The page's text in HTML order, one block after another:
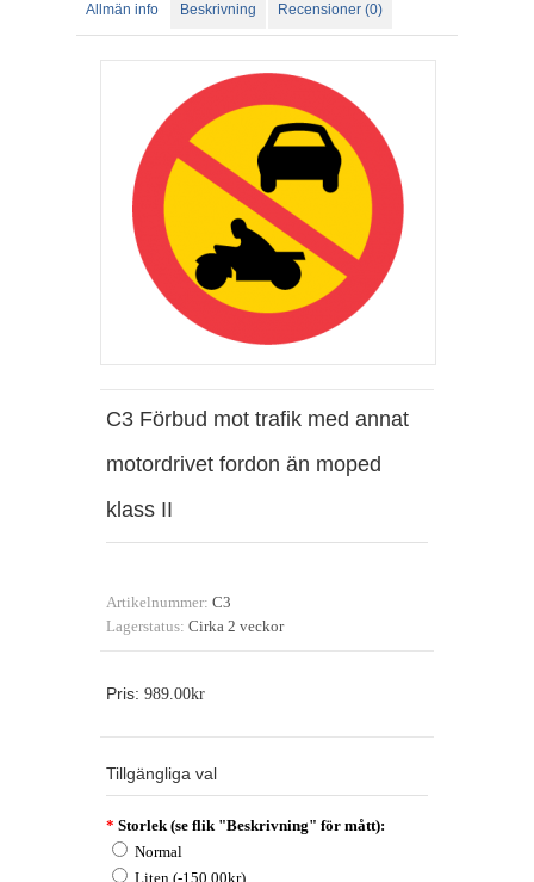
Allmän info Beskrivning Recensioner (0)
C3 Förbud mot trafik med annat
motordrivet fordon än moped
klass II
Artikelnummer: C3
Lagerstatus: Cirka 2 veckor
Pris: 989.00kr
Tillgängliga val
* Storlek (se flik "Beskrivning" för mått):
Normal
Liten (-150.00kr)